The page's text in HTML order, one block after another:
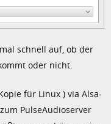
schnell auf, ob der
oder nicht.
für Linux ) via Alsa-
PulseAudioserver